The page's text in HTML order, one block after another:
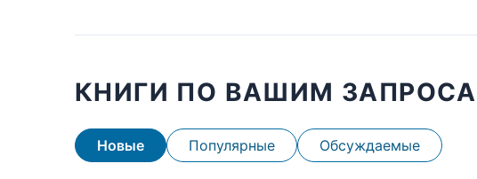
КНИГИ ПО ВАШИМ
Новые Популярные Обсуждаемые